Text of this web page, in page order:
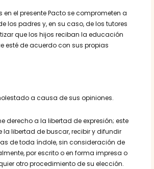
en el presente Pacto se comprometen a
los padres y, en su caso, de los tutores
que los hijos reciban la educación
esté de acuerdo con sus propias
a causa de sus opiniones.
derecho a la libertad de expresión; este
la libertad de buscar, recibir y difundir
de toda índole, sin consideración de
por escrito o en forma impresa o
otro procedimiento de su elección.